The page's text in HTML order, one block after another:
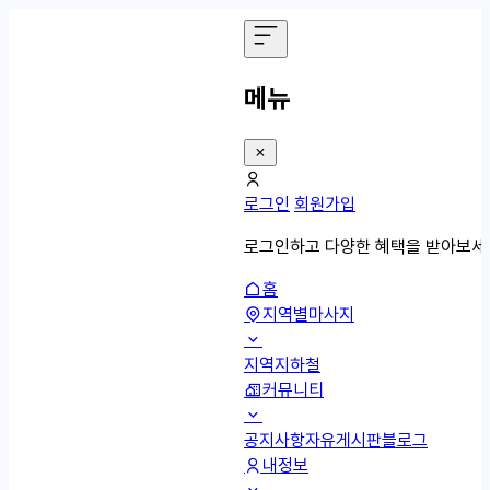
메뉴
로그인 회원가입
로그인하고 다양한 혜택을 받아보
홈
지역별마사지
지역지하철
커뮤니티
공지사항자유게시판블로그
내정보